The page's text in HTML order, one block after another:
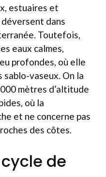
estuaires et
dans
Toutefois,
eaux calmes,
profondes, où elle
sablo-vaseux. On la
mètres d’altitude
où la
et ne concerne pas
des côtes.
de